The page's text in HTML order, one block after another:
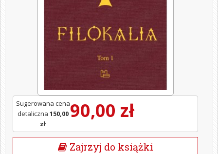
90,00 zł
Sugerowana cena
detaliczna 150,00
zł
Zajrzyj do książki